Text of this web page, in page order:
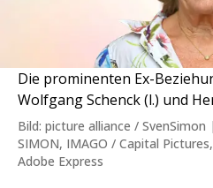
Die prominenten Ex-
Wolfgang Schenck (l.) und
Bild: picture alliance /
SIMON, IMAGO / Capital
Adobe Express